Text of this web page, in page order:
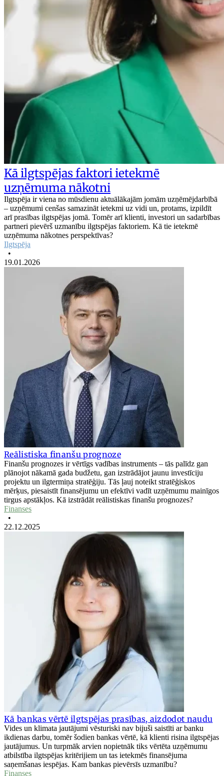
Kā ilgtspējas faktori ietekmē
uzņēmuma nākotni
Ilgtspēja ir viena no mūsdienu aktuālākajām jomām uzņēmējdarbībā
– uzņēmumi cenšas samazināt ietekmi uz vidi un, protams, izpildīt
arī prasības ilgtspējas jomā. Tomēr arī klienti, investori un sadarbības
partneri pievērš uzmanību ilgtspējas faktoriem. Kā tie ietekmē
uzņēmuma nākotnes perspektīvas?
Ilgtspēja
•
19.01.2026
Reālistiska finanšu prognoze
Finanšu prognozes ir vērtīgs vadības instruments – tās palīdz gan
plānojot nākamā gada budžetu, gan izstrādājot jaunu investīciju
projektu un ilgtermiņa stratēģiju. Tās ļauj noteikt stratēģiskos
mērķus, piesaistīt finansējumu un efektīvi vadīt uzņēmumu mainīgos
tirgus apstākļos. Kā izstrādāt reālistiskas finanšu prognozes?
Finanses
•
22.12.2025
Kā bankas vērtē ilgtspējas prasības, aizdodot naudu
Vides un klimata jautājumi vēsturiski nav bijuši saistīti ar banku
ikdienas darbu, tomēr šodien bankas vērtē, kā klienti risina ilgtspējas
jautājumus. Un turpmāk arvien nopietnāk tiks vērtēta uzņēmumu
atbilstība ilgtspējas kritērijiem un tas ietekmēs finansējuma
saņemšanas iespējas. Kam bankas pievērsīs uzmanību?
Finanses